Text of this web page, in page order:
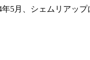
5月、シェムリアップ